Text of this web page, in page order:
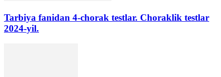
Tarbiya fanidan 4-chorak testlar. Choraklik testlar
2024-yil.